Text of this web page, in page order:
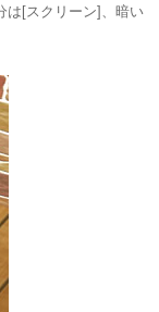
は[スクリーン]、暗い